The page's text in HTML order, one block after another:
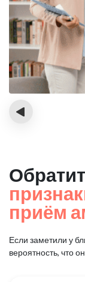
‹
приём
Если заметили у
вероятность, что